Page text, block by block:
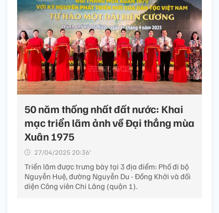
50 năm thống nhất đất nước: Khai
mạc triển lãm ảnh về Đại thắng mùa
Xuân 1975
27/04/2025 20:36’
Triển lãm được trưng bày tại 3 địa điểm: Phố đi bộ
Nguyễn Huệ, đường Nguyễn Du - Đồng Khởi và đối
diện Công viên Chi Lăng (quận 1).